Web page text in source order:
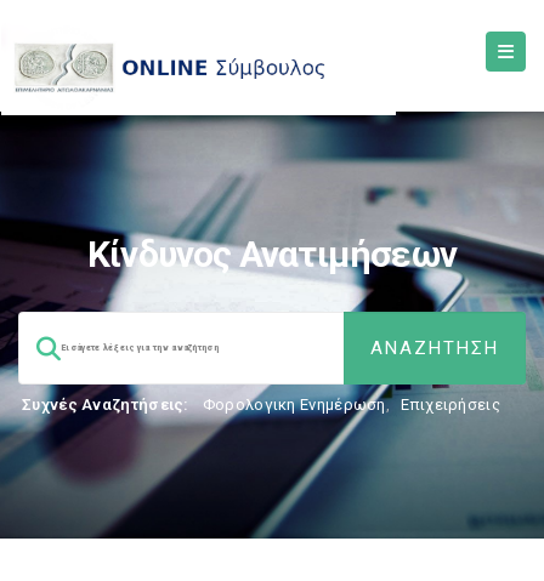
Κίνδυνος Ανατιμήσεων
Συχνές Αναζητήσεις: Φορολογικη Ενημέρωση, Επιχειρήσεις